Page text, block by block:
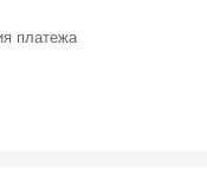
платежа